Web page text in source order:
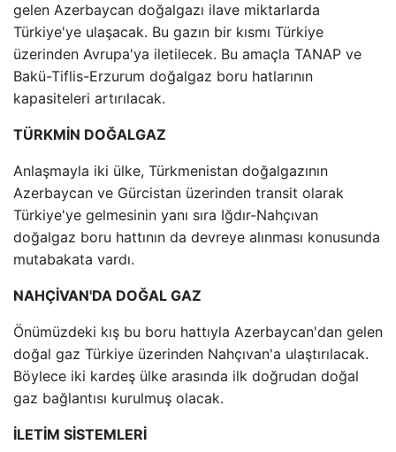
gelen Azerbaycan doğalgazı ilave miktarlarda
Türkiye'ye ulaşacak. Bu gazın bir kısmı Türkiye
üzerinden Avrupa'ya iletilecek. Bu amaçla TANAP ve
Bakü-Tiflis-Erzurum doğalgaz boru hatlarının
kapasiteleri artırılacak.
TÜRKMİN DOĞALGAZ
Anlaşmayla iki ülke, Türkmenistan doğalgazının
Azerbaycan ve Gürcistan üzerinden transit olarak
Türkiye'ye gelmesinin yanı sıra Iğdır-Nahçıvan
doğalgaz boru hattının da devreye alınması konusunda
mutabakata vardı.
NAHÇİVAN'DA DOĞAL GAZ
Önümüzdeki kış bu boru hattıyla Azerbaycan'dan gelen
doğal gaz Türkiye üzerinden Nahçıvan'a ulaştırılacak.
Böylece iki kardeş ülke arasında ilk doğrudan doğal
gaz bağlantısı kurulmuş olacak.
İLETİM SİSTEMLERİ